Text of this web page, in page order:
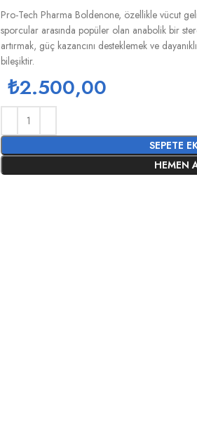
Pro-Tech Pharma Boldenone, özellikle vücut
sporcular arasında popüler olan anabolik bir
artırmak, güç kazancını desteklemek ve
bileşiktir.
₺2.500,00
SEPETE
HEMEN